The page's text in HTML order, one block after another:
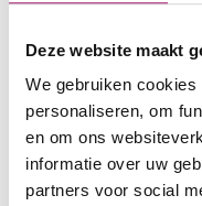
Deze website maakt
We gebruiken
personaliseren, om
en om ons
informatie over uw
partners voor social
Voor wie is